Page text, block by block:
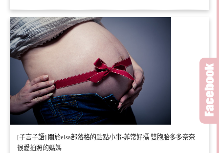
[子言子語] 關於elsa部落格的點點小事-菲常好攝 雙胞胎多多奈奈
很愛拍照的媽媽